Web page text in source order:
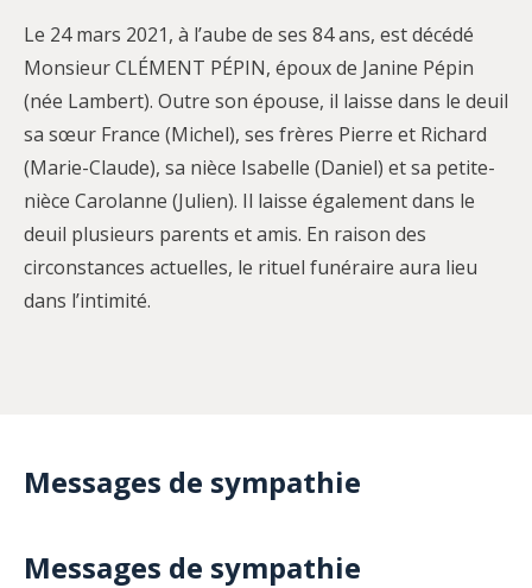
Le 24 mars 2021, à l’aube de ses 84 ans, est décédé
Monsieur CLÉMENT PÉPIN, époux de Janine Pépin
(née Lambert). Outre son épouse, il laisse dans le deuil
sa sœur France (Michel), ses frères Pierre et Richard
(Marie-Claude), sa nièce Isabelle (Daniel) et sa petite-
nièce Carolanne (Julien). Il laisse également dans le
deuil plusieurs parents et amis. En raison des
circonstances actuelles, le rituel funéraire aura lieu
dans l’intimité.
Messages de sympathie
Messages de sympathie